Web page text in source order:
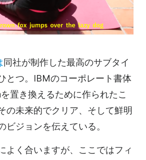
同社が制作した最高のサブタイ
とつ。IBMのコーポレート書体
置き換えるために作られたこ
の未来的でクリア、そして鮮明
ビジョンを伝えている。
よく合いますが、ここではフィ